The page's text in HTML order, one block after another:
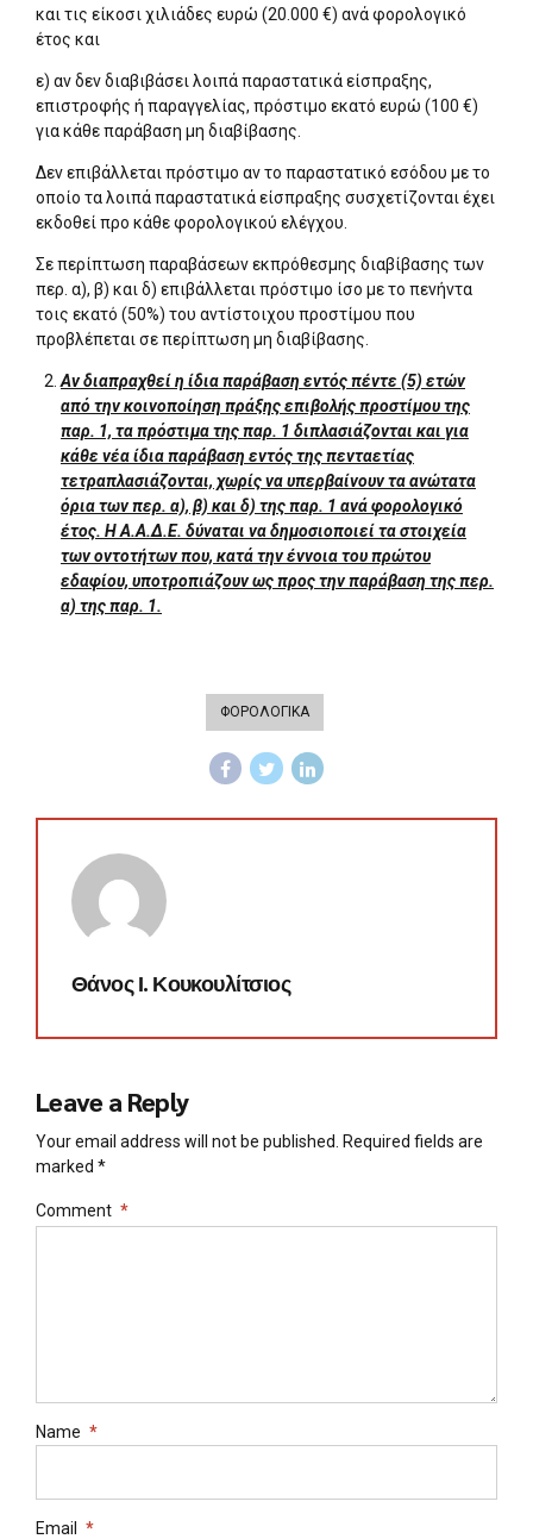
και τις είκοσι χιλιάδες ευρώ (20.000 €) ανά φορολογικό
έτος και
ε) αν δεν διαβιβάσει λοιπά παραστατικά είσπραξης,
επιστροφής ή παραγγελίας, πρόστιμο εκατό ευρώ (100 €)
για κάθε παράβαση μη διαβίβασης.
Δεν επιβάλλεται πρόστιμο αν το παραστατικό εσόδου με το
οποίο τα λοιπά παραστατικά είσπραξης συσχετίζονται έχει
εκδοθεί προ κάθε φορολογικού ελέγχου.
Σε περίπτωση παραβάσεων εκπρόθεσμης διαβίβασης των
περ. α), β) και δ) επιβάλλεται πρόστιμο ίσο με το πενήντα
τοις εκατό (50%) του αντίστοιχου προστίμου που
προβλέπεται σε περίπτωση μη διαβίβασης.
Αν διαπραχθεί η ίδια παράβαση εντός πέντε (5) ετών
από την κοινοποίηση πράξης επιβολής προστίμου της
παρ. 1, τα πρόστιμα της παρ. 1 διπλασιάζονται και για
κάθε νέα ίδια παράβαση εντός της πενταετίας
τετραπλασιάζονται, χωρίς να υπερβαίνουν τα ανώτατα
όρια των περ. α), β) και δ) της παρ. 1 ανά φορολογικό
έτος. Η Α.Α.Δ.Ε. δύναται να δημοσιοποιεί τα στοιχεία
των οντοτήτων που, κατά την έννοια του πρώτου
εδαφίου, υποτροπιάζουν ως προς την παράβαση της περ.
α) της παρ. 1.
ΦΟΡΟΛΟΓΙΚΑ
Θάνος Ι. Κουκουλίτσιος
Leave a Reply
Your email address will not be published. Required fields are
marked *
Comment *
Name *
Email *